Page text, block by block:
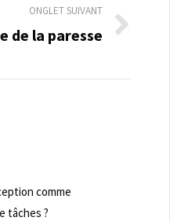
ONGLET SUIVANT
de la paresse
comme
tâches ?